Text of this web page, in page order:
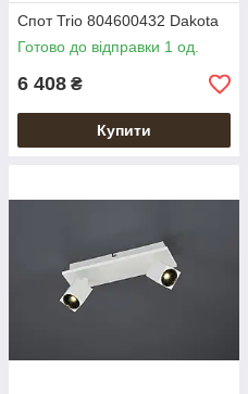
Спот Trio 804600432 Dakota
Готово до відправки 1 од.
6 408 ₴
Купити